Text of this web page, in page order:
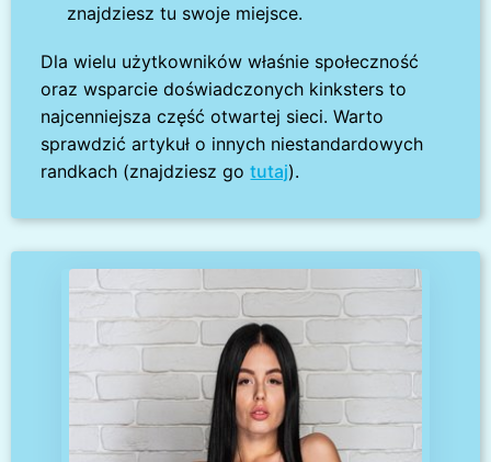
znajdziesz tu swoje miejsce.
Dla wielu użytkowników właśnie społeczność
oraz wsparcie doświadczonych kinksters to
najcenniejsza część otwartej sieci. Warto
sprawdzić artykuł o innych niestandardowych
randkach (znajdziesz gotutaj).